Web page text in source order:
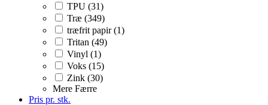
TPU (31)
Træ (349)
træfrit papir (1)
Tritan (49)
Vinyl (1)
Voks (15)
Zink (30)
Mere Færre
Pris pr. stk.